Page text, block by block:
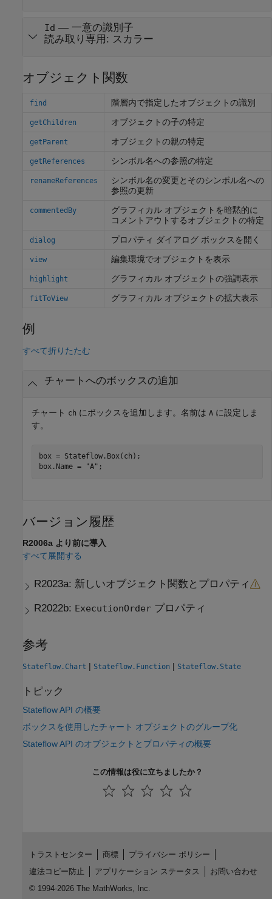
Id — 一意の識別子
読み取り専用: スカラー
オブジェクト関数
find 階層内で指定したオブジェクトの識別
getChildren オブジェクトの子の特定
getParent オブジェクトの親の特定
getReferences シンボル名への参照の特定
renameReferences
シンボル名の変更とそのシンボル名への
参照の更新
commentedBy
グラフィカル オブジェクトを暗黙的に
コメントアウトするオブジェクトの特定
dialog プロパティ ダイアログ ボックスを開く
view 編集環境でオブジェクトを表示
highlight グラフィカル オブジェクトの強調表示
fitToView グラフィカル オブジェクトの拡大表示
例
すべて折りたたむ
チャートへのボックスの追加
チャート ch にボックスを追加します。名前は A に設定しま
す。
box = Stateflow.Box(ch);
box.Name =
"A" ;
バージョン履歴
R2006a より前に導入
すべて展開する
R2023a: 新しいオブジェクト関数とプロパティ
R2022b: ExecutionOrder プロパティ
参考
Stateflow.Chart | Stateflow.Function | Stateflow.State
トピック
Stateflow API の概要
ボックスを使用したチャート オブジェクトのグループ化
Stateflow API のオブジェクトとプロパティの概要
この情報は役に立ちましたか？
トラストセンター 商標
プライバシー ポリシー
違法コピー防止
アプリケーション ステータス
お問い合わせ
© 1994-2026 The MathWorks, Inc.